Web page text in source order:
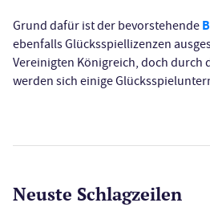
Grund dafür ist der bevorstehende
ebenfalls Glücksspiellizenzen
Vereinigten Königreich, doch durch
werden sich einige
Neuste Schlagzeilen